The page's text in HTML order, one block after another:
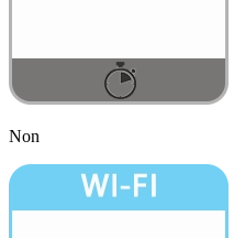
Non